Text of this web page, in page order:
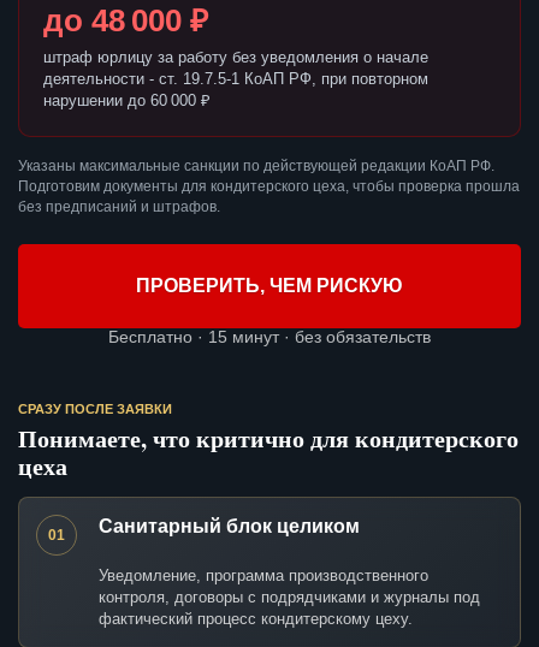
до 48 000 ₽
штраф юрлицу за работу без уведомления о начале
деятельности - ст. 19.7.5-1 КоАП РФ, при повторном
нарушении до 60 000 ₽
Указаны максимальные санкции по действующей редакции КоАП РФ.
Подготовим документы для кондитерского цеха, чтобы проверка прошла
без предписаний и штрафов.
ПРОВЕРИТЬ, ЧЕМ РИСКУЮ
Бесплатно · 15 минут · без обязательств
СРАЗУ ПОСЛЕ ЗАЯВКИ
Понимаете, что критично для кондитерского
цеха
01 Санитарный блок целиком
Уведомление, программа производственного
контроля, договоры с подрядчиками и журналы под
фактический процесс кондитерскому цеху.